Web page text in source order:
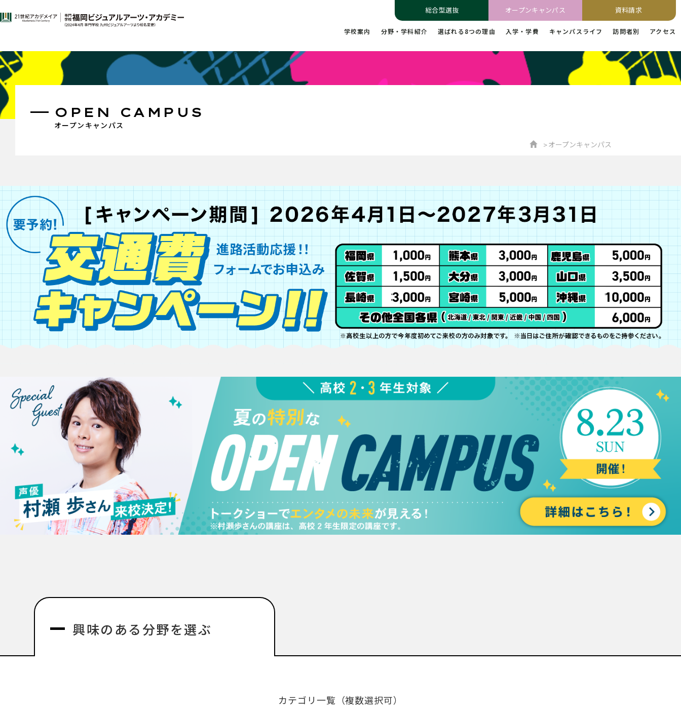
総合型選抜 オープンキャンパス 資料請求
学校案内 分野・学科紹介 選ばれる8つの理由 入学・学費 キャンパスライフ 訪問者別 アクセス
オープンキャンパス
OPEN CAMPUS
オープンキャンパス
興味のある分野を選ぶ
カテゴリ一覧（複数選択可）